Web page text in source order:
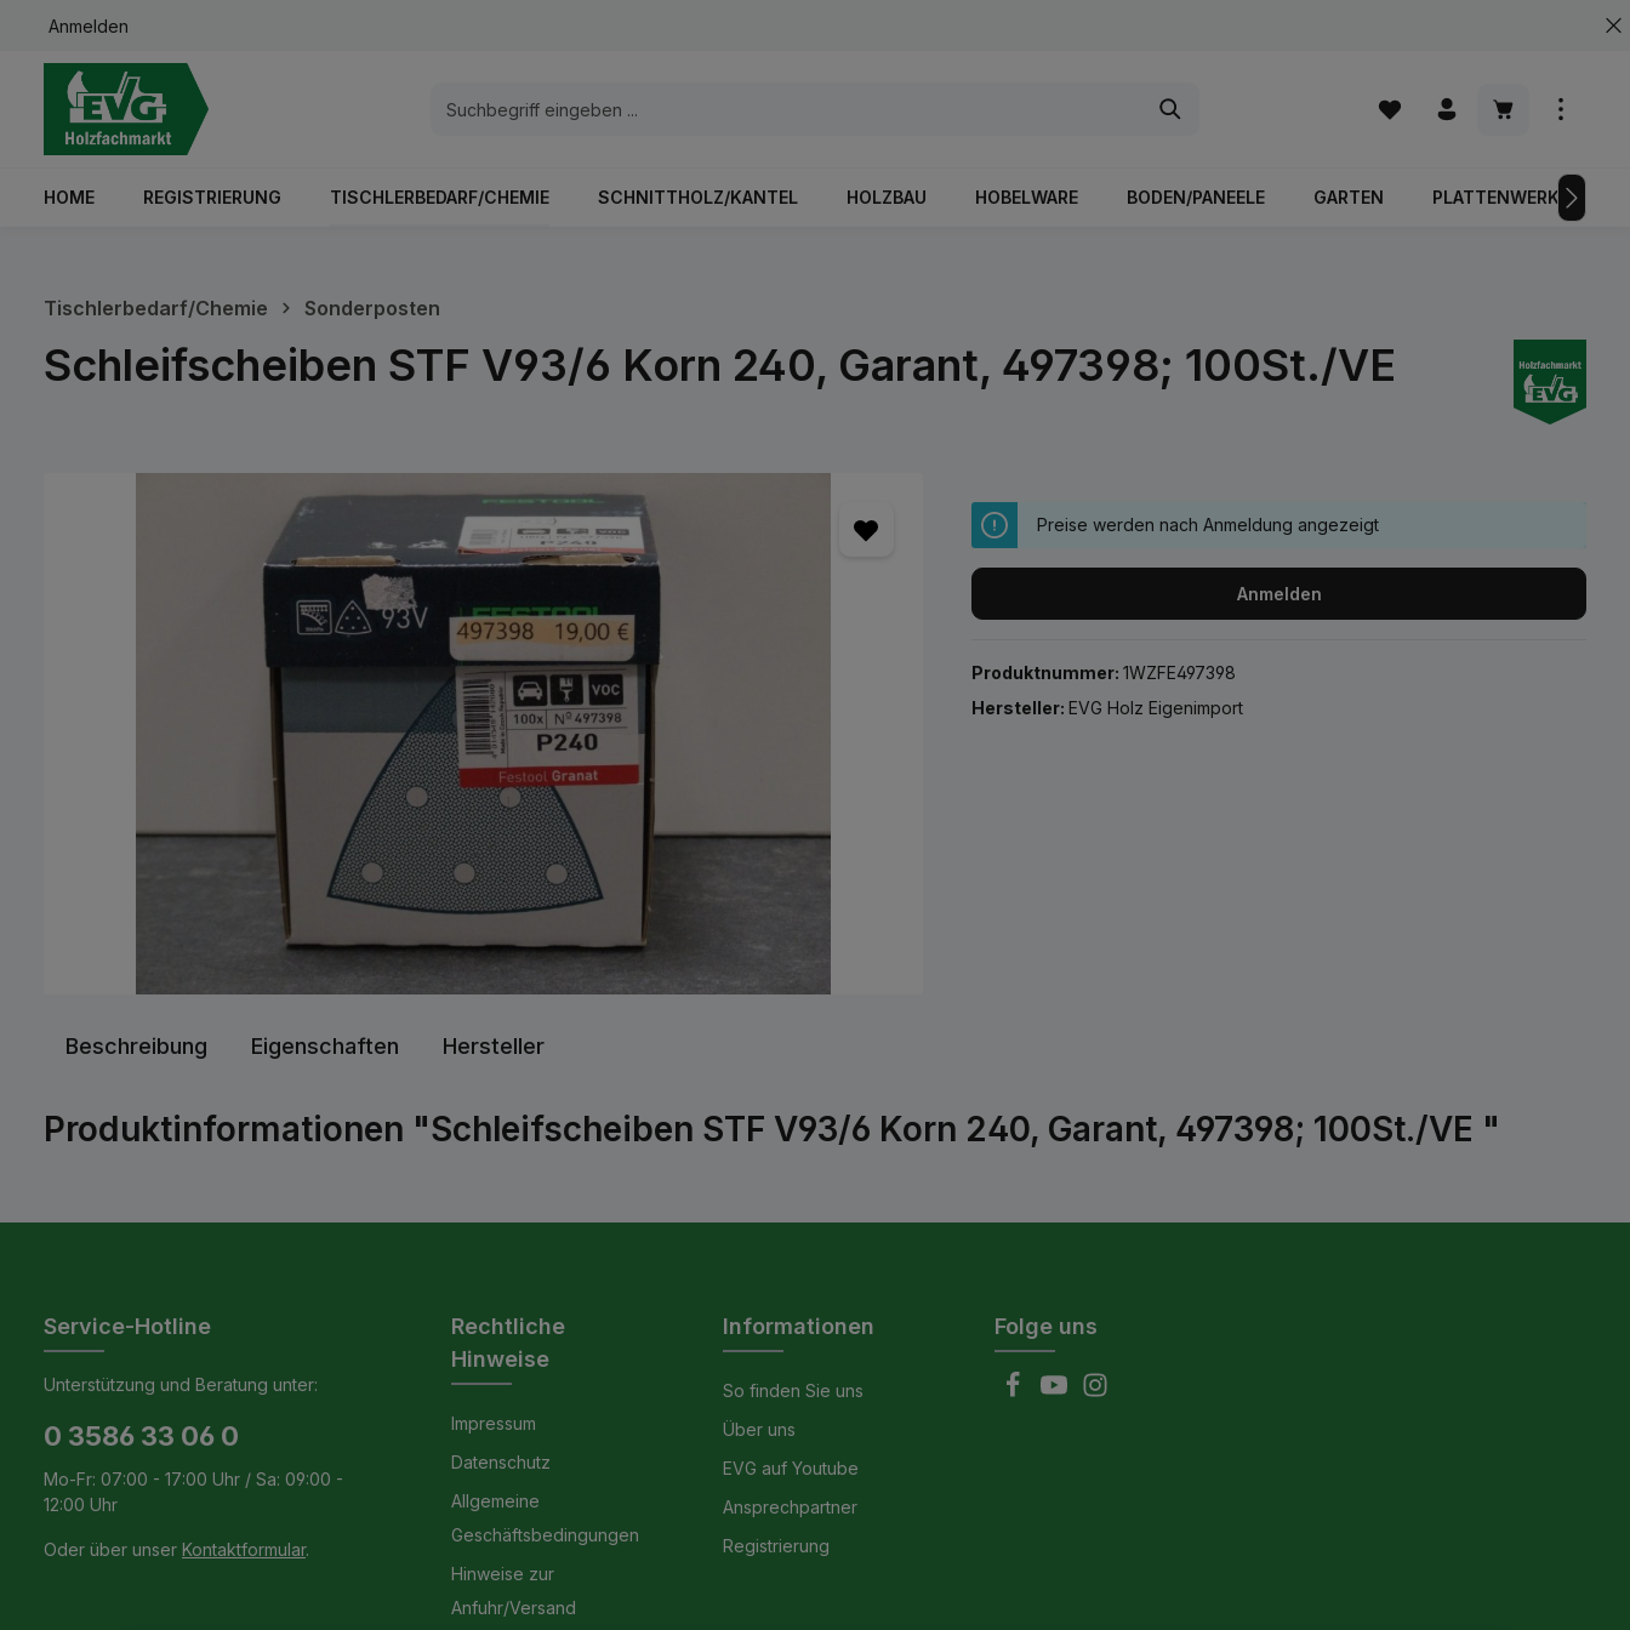
Zur Hauptnavigation springen
Anmelden
Warenkorb
HOME REGISTRIERUNG TISCHLERBEDARF/CHEMIE SCHNITTHOLZ/KANTEL HOLZBAU HOBELWARE BODEN/PANEELE GARTEN PLATTENWERKSTOFFE
Tischlerbedarf/Chemie Sonderposten
Schleifscheiben STF V93/6 Korn 240, Garant, 497398; 100St./VE
Preise werden nach Anmeldung angezeigt
Anmelden
Produktnummer:1WZFE497398
Hersteller:EVG Holz Eigenimport
Beschreibung Eigenschaften Hersteller
Produktinformationen "Schleifscheiben STF V93/6 Korn 240, Garant, 497398; 100St./VE "
Service-Hotline
Unterstützung und Beratung unter:
0 3586 33 06 0
Mo-Fr: 07:00 - 17:00 Uhr / Sa: 09:00 -
12:00 Uhr
Oder über unser Kontaktformular.
Rechtliche
Hinweise
Impressum
Datenschutz
Allgemeine
Geschäftsbedingungen
Hinweise zur
Anfuhr/Versand
Informationen
So finden Sie uns
Über uns
EVG auf Youtube
Ansprechpartner
Registrierung
Folge uns